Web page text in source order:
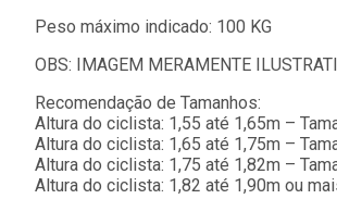
Peso máximo indicado: 100 KG
OBS: IMAGEM MERAMENTE
Recomendação de Tamanhos:
Altura do ciclista: 1,55 até 1,65m –
Altura do ciclista: 1,65 até 1,75m –
Altura do ciclista: 1,75 até 1,82m –
Altura do ciclista: 1,82 até 1,90m ou